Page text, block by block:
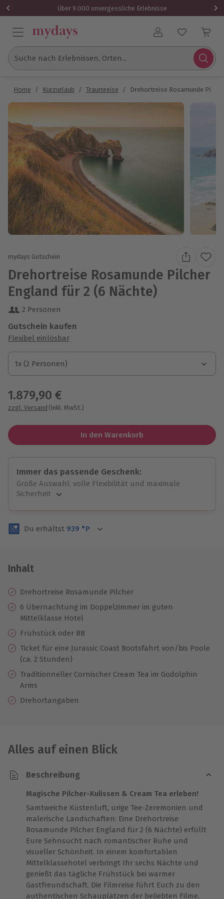
Über 9.000 unvergessliche Erlebnisse
Benutzerkonto
Suche nach Erlebnissen, Orten...
Home / Kurzurlaub / Traumreise / Drehortreise Rosamunde
mydays Gutschein
Drehortreise Rosamunde Pilcher
England für 2 (6 Nächte)
2 Personen
Gutschein kaufen
Flexibel einlösbar
1x (2 Personen)
1x (2 Personen)
1x (2 Personen)
1.879,90 €
zzgl. Versand (inkl. MwSt.)
In den Warenkorb
Immer das passende Geschenk:
Große Auswahl, volle Flexibilität und maximale
Sicherheit
Volle Flexibilität
3 Jahre gültig & verlängerbar.
Du erhältst 939 °P
Inhalt
Drehortreise Rosamunde Pilcher
6 Übernachtung im Doppelzimmer im guten
Mittelklasse Hotel
Frühstück oder BB
Ticket für eine Jurassic Coast Bootsfahrt von/bis Poole
(ca. 2 Stunden)
Traditionneller Cornischer Cream Tea im Godolphin
Arms
Drehortangaben
Alles auf einen Blick
Beschreibung
Magische Pilcher-Kulissen & Cream Tea erleben!
Samtweiche Küstenluft, urige Tee-Zeremonien und
malerische Landschaften: Eine Drehortreise
Rosamunde Pilcher England für 2 (6 Nächte) erfüllt
Eure Sehnsucht nach romantischer Ruhe und
visueller Schönheit. In einem komfortablen
Mittelklassehotel verbringt Ihr sechs Nächte und
genießt das tägliche Frühstück bei warmer
Gastfreundschaft. Die Filmreise führt Euch zu den
authentischen Schauplätzen der beliebten Filme,